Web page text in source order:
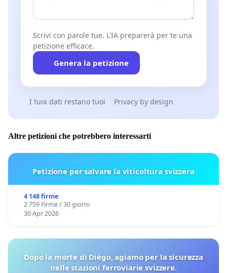
Scrivi con parole tue. L'IA preparerà per te una
petizione efficace.
Genera la petizione
I tuoi dati restano tuoi Privacy by design
Altre petizioni che potrebbero interessarti
Petizione per salvare la viticoltura svizzera
4 148 firme
2 759 Firme / 30 giorni
30 Apr 2026
Dopo la morte di Diégo, agiamo per la sicurezza
nelle stazioni ferroviarie svizzere.